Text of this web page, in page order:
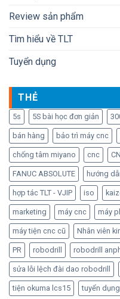
Review sản phẩm
Tìm hiểu về TLT
Tuyển dụng
THẺ
5s 5S bài học đơn giản
bán hàng bảo trì máy cnc
chống tâm miyano cnc
FANUC ABSOLUTE hướng
hợp tác TLT - VJIP iso
marketing máy cnc máy
máy tiện cnc cũ Nhân viên
PR robodrill robodrill
sửa lỗi lệch đài dao robodrill
tiện okuma lcs15 tuyển dụng